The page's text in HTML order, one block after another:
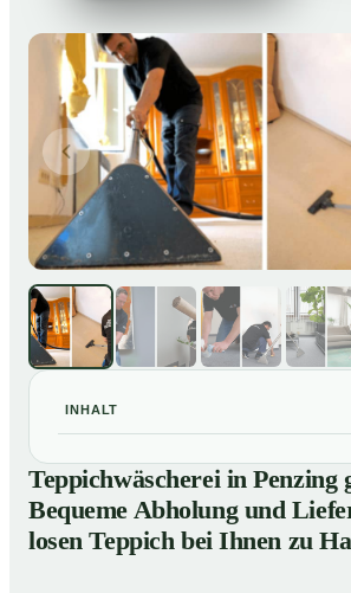
INHALT
01Teppichwäscherei in Penzing gesucht:
Abholung und Lieferung von losen
zu Hause
02 Einblick in unsere Teppichwäscherei in
Teppichwäscherei in Penzing
Bequeme Abholung und
losen Teppich bei Ihnen zu